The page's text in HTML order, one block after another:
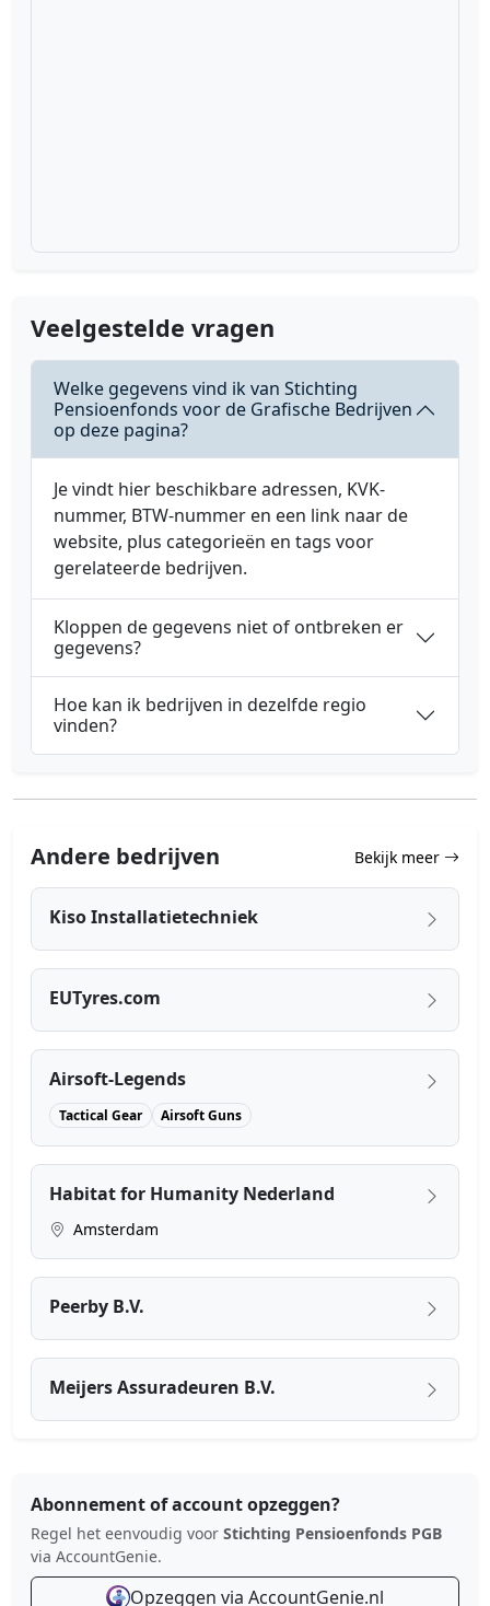
Veelgestelde vragen
Welke gegevens vind ik van Stichting
Pensioenfonds voor de Grafische Bedrijven
op deze pagina?
Je vindt hier beschikbare adressen, KVK-
nummer, BTW-nummer en een link naar de
website, plus categorieën en tags voor
gerelateerde bedrijven.
Kloppen de gegevens niet of ontbreken er
gegevens?
Hoe kan ik bedrijven in dezelfde regio
vinden?
Andere bedrijven Bekijk meer
Kiso Installatietechniek
EUTyres.com
Airsoft-Legends
Tactical Gear Airsoft Guns
Habitat for Humanity Nederland
Amsterdam
Peerby B.V.
Meijers Assuradeuren B.V.
Abonnement of account opzeggen?
Regel het eenvoudig voor Stichting Pensioenfonds PGB
via AccountGenie.
Opzeggen via AccountGenie.nl